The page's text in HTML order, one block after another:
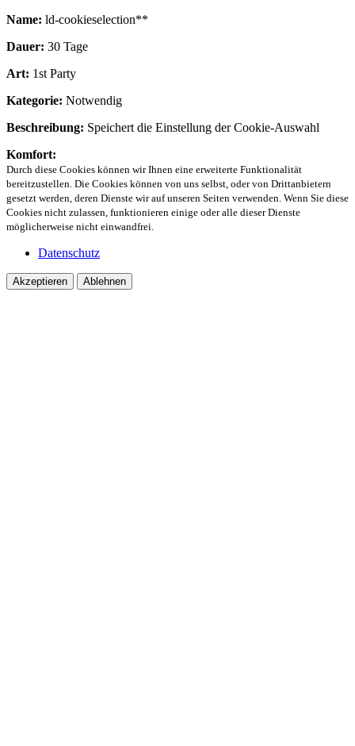
Name: ld-cookieselection**
Dauer: 30 Tage
Art: 1st Party
Kategorie: Notwendig
Beschreibung: Speichert die Einstellung der Cookie-Auswahl
Komfort:
Durch diese Cookies können wir Ihnen eine erweiterte Funktionalität
bereitzustellen. Die Cookies können von uns selbst, oder von Drittanbietern
gesetzt werden, deren Dienste wir auf unseren Seiten verwenden. Wenn Sie diese
Cookies nicht zulassen, funktionieren einige oder alle dieser Dienste
möglicherweise nicht einwandfrei.
Datenschutz
Akzeptieren Ablehnen